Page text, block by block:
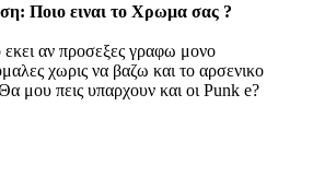
Ποιο ειναι το Χρωμα σας ?
αν προσεξες γραφω μονο
χωρις να βαζω και το αρσενικο
μου πεις υπαρχουν και οι Punk e?